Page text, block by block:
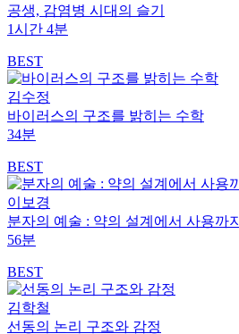
공생, 감염병 시대의 슬기
1시간 4분
BEST
김수정
바이러스의 구조를 밝히는 수학
34분
BEST
이보경
분자의 예술 : 약의 설계에서 사용까지
56분
BEST
김학철
선동의 논리 구조와 감정